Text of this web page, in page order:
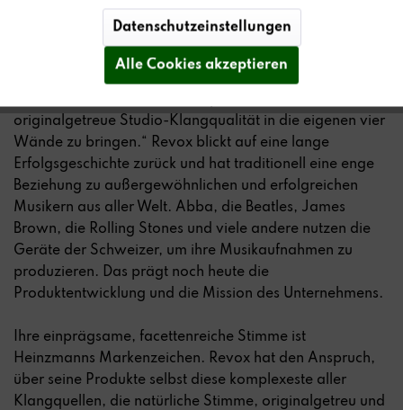
Revox CEO Thomas Morawetz. „Sie begeistert als
Musikerin und beeindruckt mit ihrer authentischen
Persönlichkeit. Auch für sie ist die Musikqualität ein
originalgetreue Studio-Klangqualität in die eigenen vier
Wände zu bringen.“ Revox blickt auf eine lange
Erfolgsgeschichte zurück und hat traditionell eine enge
Beziehung zu außergewöhnlichen und erfolgreichen
Musikern aus aller Welt. Abba, die Beatles, James
Brown, die Rolling Stones und viele andere nutzen die
Geräte der Schweizer, um ihre Musikaufnahmen zu
produzieren. Das prägt noch heute die
Produktentwicklung und die Mission des Unternehmens.
Ihre einprägsame, facettenreiche Stimme ist
Heinzmanns Markenzeichen. Revox hat den Anspruch,
über seine Produkte selbst diese komplexeste aller
Klangquellen, die natürliche Stimme, originalgetreu und
Datenschutzeinstellungen
Alle Cookies akzeptieren